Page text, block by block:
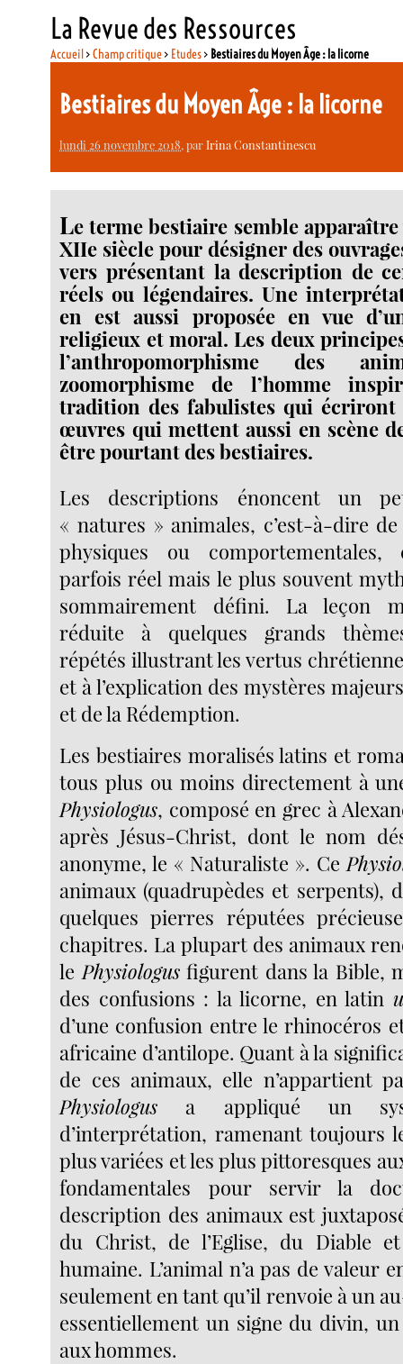
La Revue des Ressources
Accueil>Champ critique> Etudes> Bestiaires du Moyen Âge : la licorne
Bestiaires du Moyen Âge : la licorne
lundi 26 novembre 2018, parIrina Constantinescu
Le terme bestiaire semble
XIIe siècle pour désigner des
vers présentant la description de
réels ou légendaires. Une
en est aussi proposée en vue
religieux et moral. Les deux
l’anthropomorphisme des
zoomorphisme de l’homme
tradition des fabulistes qui
œuvres qui mettent aussi en scène
être pourtant des bestiaires.
Les descriptions énoncent un
« natures » animales, c’est-à-dire
physiques ou comportementales,
parfois réel mais le plus souvent
sommairement défini. La leçon
réduite à quelques grands
répétés illustrant les vertus
et à l’explication des mystères
et de la Rédemption.
Les bestiaires moralisés latins et
tous plus ou moins directement à
Physiologus, composé en grec à
après Jésus-Christ, dont le nom
anonyme, le « Naturaliste ». Ce
animaux (quadrupèdes et serpents),
quelques pierres réputées
chapitres. La plupart des animaux
le Physiologusfigurent dans la Bible,
des confusions : la licorne, en latin
d’une confusion entre le rhinocéros
africaine d’antilope. Quant à la
de ces animaux, elle n’appartient
Physiologus a appliqué un
d’interprétation, ramenant toujours
plus variées et les plus pittoresques
fondamentales pour servir la
description des animaux est
du Christ, de l’Eglise, du Diable
humaine. L’animal n’a pas de valeur
seulement en tant qu’il renvoie à un
essentiellement un signe du divin,
aux hommes.